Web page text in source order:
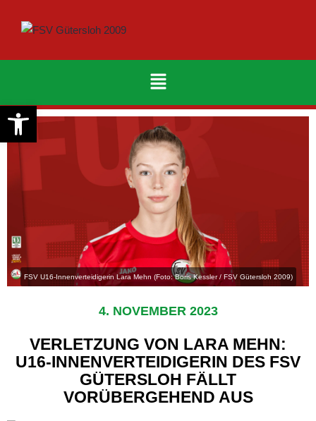
FSV U16-Innenverteidigerin Lara Mehn (Foto: Boris Kessler / FSV Gütersloh 2009)
4. NOVEMBER 2023
VERLETZUNG VON LARA MEHN:
U16-INNENVERTEIDIGERIN DES FSV
GÜTERSLOH FÄLLT
VORÜBERGEHEND AUS
Werkzeugleiste öffnen